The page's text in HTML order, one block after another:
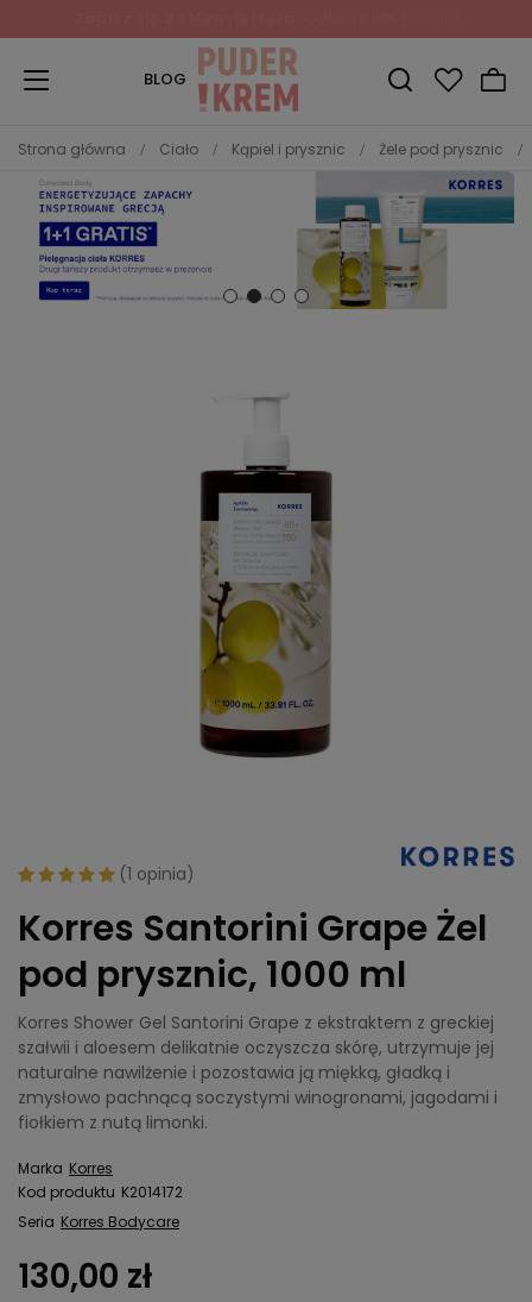
BLOG
Strona główna Ciało Kąpiel i prysznic Żele pod prysznic
(1 opinia)
Korres Santorini Grape Żel
pod prysznic, 1000 ml
Korres Shower Gel Santorini Grape z ekstraktem z greckiej
szałwii i aloesem delikatnie oczyszcza skórę, utrzymuje jej
naturalne nawilżenie i pozostawia ją miękką, gładką i
zmysłowo pachnącą soczystymi winogronami, jagodami i
fiołkiem z nutą limonki.
Marka Korres
Kod produktu K2014172
Seria Korres Bodycare
130,00 zł